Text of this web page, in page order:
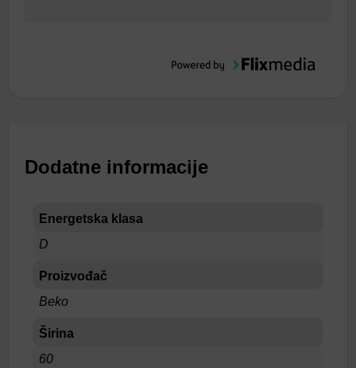
Dodatne informacije
Energetska klasa
D
Proizvođač
Beko
Širina
60